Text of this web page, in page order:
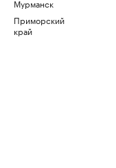
Мурманск
Приморский
край